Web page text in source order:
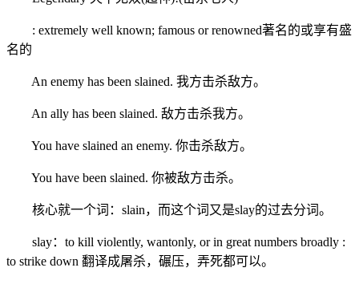
: extremely well known; famous or renowned著名的或享有盛
名的
An enemy has been slained. 我方击杀敌方。
An ally has been slained. 敌方击杀我方。
You have slained an enemy. 你击杀敌方。
You have been slained. 你被敌方击杀。
核心就一个词：slain，而这个词又是slay的过去分词。
slay：to kill violently, wantonly, or in great numbers broadly :
to strike down 翻译成屠杀，碾压，弄死都可以。